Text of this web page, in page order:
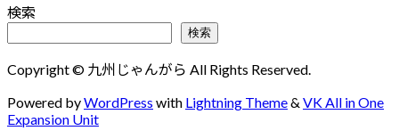
検索
検索
Copyright © 九州じゃんがら All Rights Reserved.
Powered byWordPress with Lightning Theme& VK All in One
Expansion Unit